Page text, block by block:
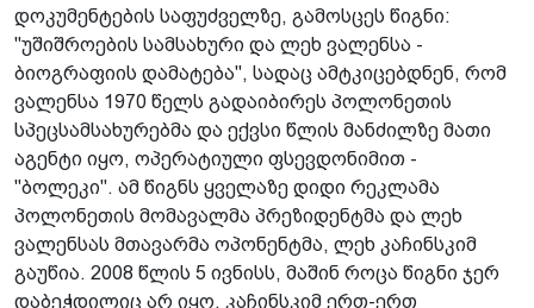
დოკუმენტების საფუძველზე, გამოსცეს წიგნი:
"უშიშროების სამსახური და ლეხ ვალენსა -
ბიოგრაფიის დამატება", სადაც ამტკიცებდნენ, რომ
ვალენსა 1970 წელს გადაიბირეს პოლონეთის
სპეცსამსახურებმა და ექვსი წლის მანძილზე მათი
აგენტი იყო, ოპერატიული ფსევდონიმით -
"ბოლეკი". ამ წიგნს ყველაზე დიდი რეკლამა
პოლონეთის მომავალმა პრეზიდენტმა და ლეხ
ვალენსას მთავარმა ოპონენტმა, ლეხ კაჩინსკიმ
გაუწია. 2008 წლის 5 ივნისს, მაშინ როცა წიგნი ჯერ
დაბეჭდილიც არ იყო, კაჩინსკიმ ერთ-ერთ